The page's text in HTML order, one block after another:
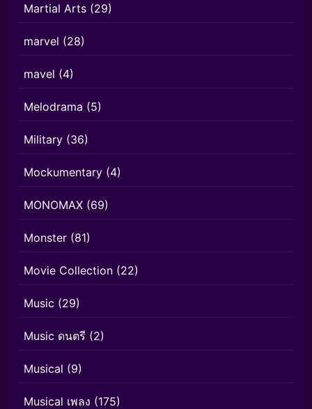
Martial Arts (29)
marvel (28)
mavel (4)
Melodrama (5)
Military (36)
Mockumentary (4)
MONOMAX (69)
Monster (81)
Movie Collection (22)
Music (29)
Music ดนตรี (2)
Musical (9)
Musical เพลง (175)